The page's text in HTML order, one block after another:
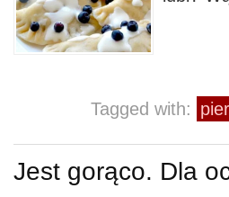
Tagged with:
Jest gorąco. Dla